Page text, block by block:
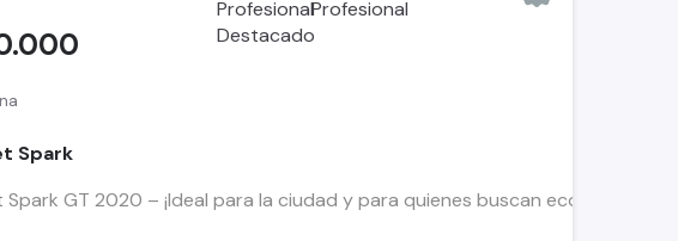
Spark
Spark GT 2020 – ¡Ideal para la ciudad y para quienes buscan economía,